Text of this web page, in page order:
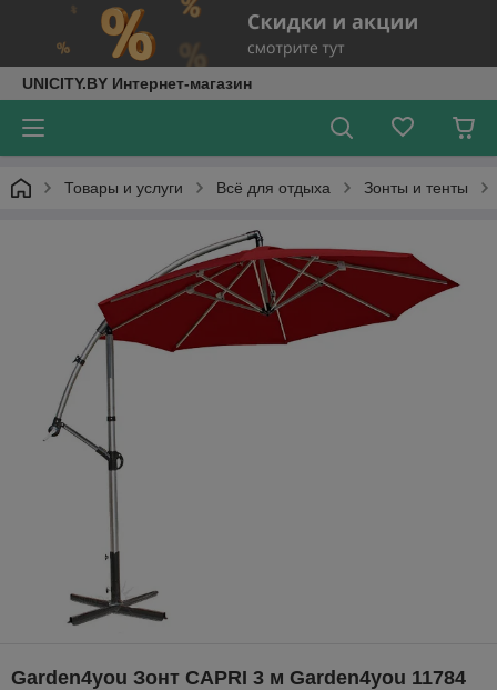
UNICITY.BY Интернет-магазин
Товары и услуги Всё для отдыха Зонты и тенты
Garden4you Зонт CAPRI 3 м Garden4you 11784